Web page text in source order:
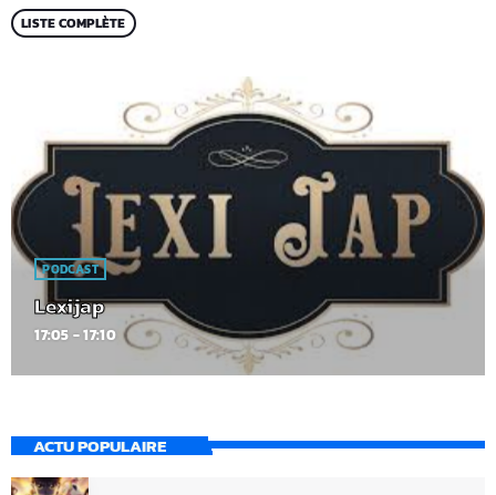
LISTE COMPLÈTE
PODCAST
Lexijap
17:05 - 17:10
ACTU POPULAIRE